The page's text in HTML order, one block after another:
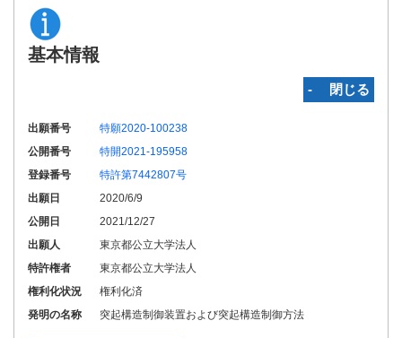
基本情報
‐ 閉じる
出願番号
特願2020-100238
公開番号
特開2021-195958
登録番号
特許第7442807号
出願日
2020/6/9
公開日
2021/12/27
出願人
東京都公立大学法人
特許権者
東京都公立大学法人
権利化状況
権利化済
発明の名称
突起構造制御装置および突起構造制御方法